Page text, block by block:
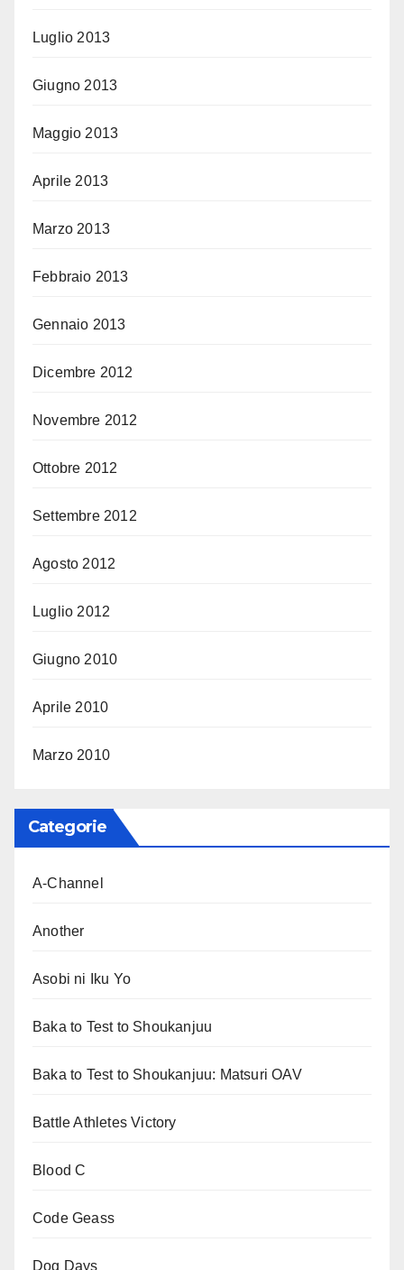
Luglio 2013
Giugno 2013
Maggio 2013
Aprile 2013
Marzo 2013
Febbraio 2013
Gennaio 2013
Dicembre 2012
Novembre 2012
Ottobre 2012
Settembre 2012
Agosto 2012
Luglio 2012
Giugno 2010
Aprile 2010
Marzo 2010
Categorie
A-Channel
Another
Asobi ni Iku Yo
Baka to Test to Shoukanjuu
Baka to Test to Shoukanjuu: Matsuri OAV
Battle Athletes Victory
Blood C
Code Geass
Dog Days